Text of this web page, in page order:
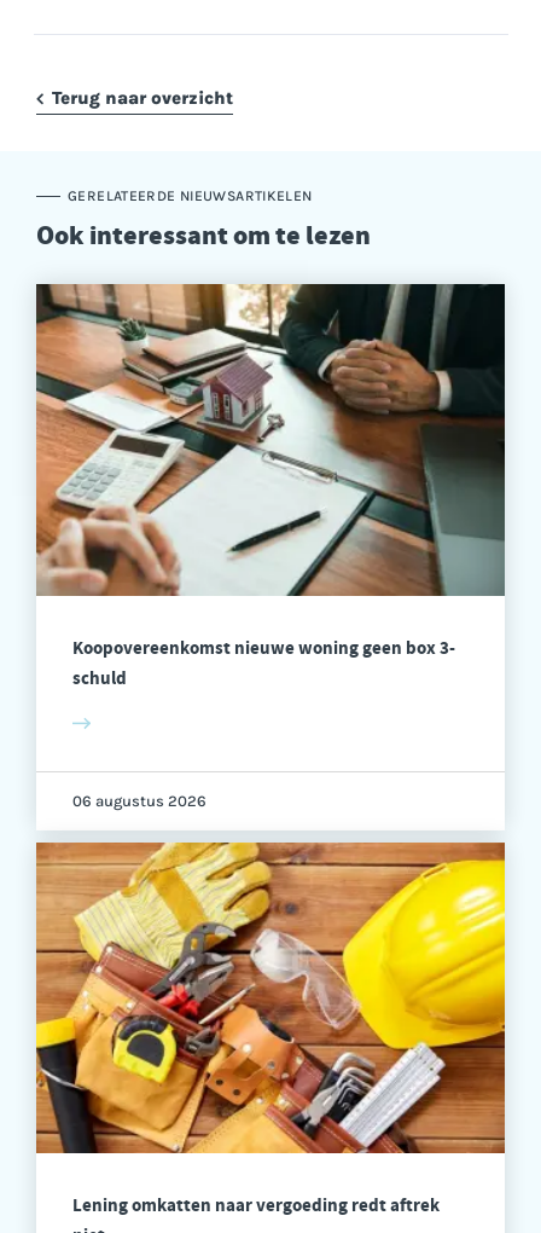
Terug naar overzicht
GERELATEERDE NIEUWSARTIKELEN
Ook interessant om te lezen
Koopovereenkomst nieuwe woning geen box 3-
schuld
06 augustus 2026
Lening omkatten naar vergoeding redt aftrek